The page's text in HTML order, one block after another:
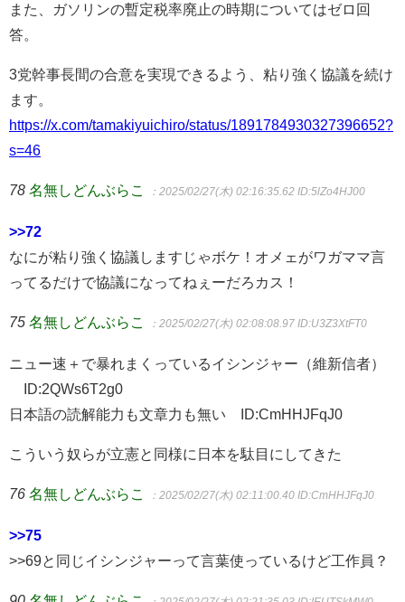
また、ガソリンの暫定税率廃止の時期についてはゼロ回
答。
3党幹事長間の合意を実現できるよう、粘り強く協議を続け
ます。
https://x.com/tamakiyuichiro/status/1891784930327396652?
s=46
78 名無しどんぶらこ ：2025/02/27(木) 02:16:35.62 ID:5lZo4HJ00
>>72
なにが粘り強く協議しますじゃボケ！オメェがワガママ言
ってるだけで協議になってねぇーだろカス！
75 名無しどんぶらこ ：2025/02/27(木) 02:08:08.97 ID:U3Z3XtFT0
ニュー速＋で暴れまくっているイシンジャー（維新信者）
ID:2QWs6T2g0
日本語の読解能力も文章力も無い ID:CmHHJFqJ0
こういう奴らが立憲と同様に日本を駄目にしてきた
76 名無しどんぶらこ ：2025/02/27(木) 02:11:00.40 ID:CmHHJFqJ0
>>75
>>69と同じイシンジャーって言葉使っているけど工作員？